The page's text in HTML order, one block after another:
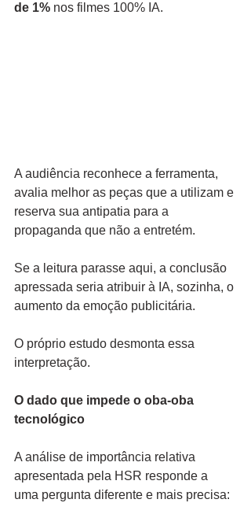
de 1% nos filmes 100% IA.
A audiência reconhece a ferramenta,
avalia melhor as peças que a utilizam e
reserva sua antipatia para a
propaganda que não a entretém.
Se a leitura parasse aqui, a conclusão
apressada seria atribuir à IA, sozinha, o
aumento da emoção publicitária.
O próprio estudo desmonta essa
interpretação.
O dado que impede o oba-oba
tecnológico
A análise de importância relativa
apresentada pela HSR responde a
uma pergunta diferente e mais precisa: